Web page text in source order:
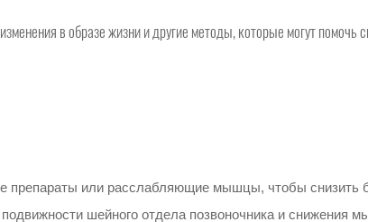
в образе жизни и другие методы, которые могут помочь
препараты или расслабляющие мышцы, чтобы снизить
шейного отдела позвоночника и снижения